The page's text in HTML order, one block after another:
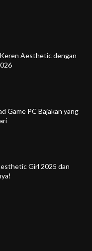
Aesthetic dengan
Game PC Bajakan yang
Girl 2025 dan